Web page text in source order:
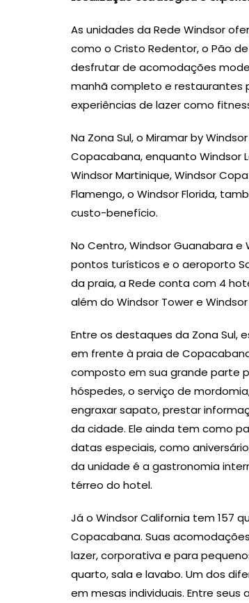
As unidades da Rede Windsor
como o Cristo Redentor, o Pão
desfrutar de acomodações
manhã completo e restaurantes
experiências de lazer como
Na Zona Sul, o Miramar by
Copacabana, enquanto Windsor
Windsor Martinique, Windsor
Flamengo, o Windsor Florida,
custo-benefício.
No Centro, Windsor Guanabara
pontos turísticos e o aeroporto
da praia, a Rede conta com 4
além do Windsor Tower e
Entre os destaques da Zona Sul,
em frente à praia de
composto em sua grande parte
hóspedes, o serviço de
engraxar sapato, prestar
da cidade. Ele ainda tem como
datas especiais, como
da unidade é a gastronomia
térreo do hotel.
Já o Windsor California tem 157
Copacabana. Suas
lazer, corporativa e para
quarto, sala e lavabo. Um dos
em mesas individuais. Entre